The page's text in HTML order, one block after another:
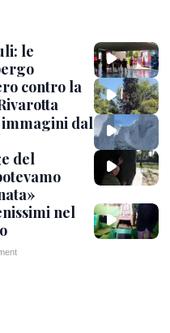
le
contro la
dal
del
nel